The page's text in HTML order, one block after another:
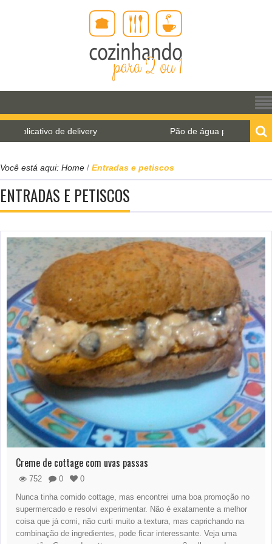
Pão de água para o World Bread Day 2021
Você está aqui: Home / Entradas e petiscos
ENTRADAS E PETISCOS
Creme de cottage com uvas passas
752 0
0
Nunca tinha comido cottage, mas encontrei uma boa promoção no
supermercado e resolvi experimentar. Não é exatamente a melhor
coisa que já comi, não curti muito a textura, mas caprichando na
combinação de ingredientes, pode ficar interessante. Veja uma